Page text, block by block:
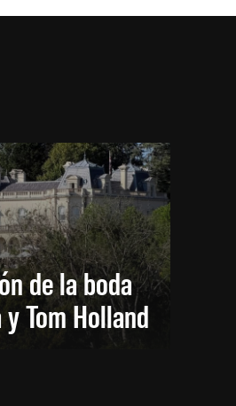
de la boda
Tom Holland